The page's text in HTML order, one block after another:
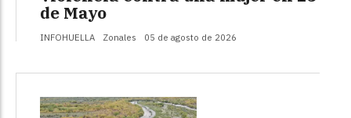
de Mayo
INFOHUELLA Zonales 05 de agosto de 2026